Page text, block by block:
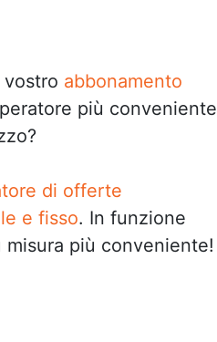
abbonamento
più conveniente
di offerte
e fisso. In funzione
più conveniente!